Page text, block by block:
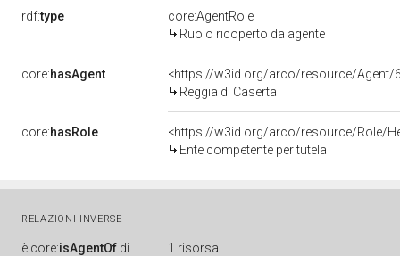
rdf:type
core:AgentRole
Ruolo ricoperto da agente
core:hasAgent
<https://w3id.org/arco/resource/Agent/
Reggia di Caserta
core:hasRole
<https://w3id.org/arco/resource/Role/
Ente competente per tutela
RELAZIONI INVERSE
è core:isAgentOf di 1 risorsa